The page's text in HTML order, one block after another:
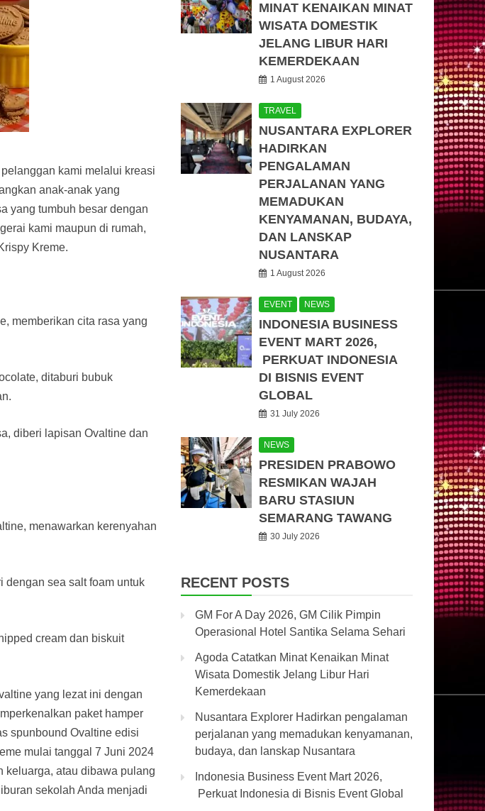
kami melalui kreasi
anak-anak yang
yang tumbuh besar dengan
kami maupun di rumah,
Kreme.
cita rasa yang
ditaburi bubuk
diberi lapisan Ovaltine dan
menawarkan kerenyahan
sea salt foam untuk
cream dan biskuit
yang lezat ini dengan
paket hamper
spunbound Ovaltine edisi
mulai tanggal 7 Juni 2024
keluarga, atau dibawa pulang
sekolah Anda menjadi
MINAT KENAIKAN MINAT
WISATA DOMESTIK
JELANG LIBUR HARI
KEMERDEKAAN
1 August 2026
TRAVEL
NUSANTARA EXPLORER
HADIRKAN
PENGALAMAN
PERJALANAN YANG
MEMADUKAN
KENYAMANAN, BUDAYA,
DAN LANSKAP
NUSANTARA
1 August 2026
EVENT NEWS
INDONESIA BUSINESS
EVENT MART 2026,
PERKUAT INDONESIA
DI BISNIS EVENT
GLOBAL
31 July 2026
NEWS
PRESIDEN PRABOWO
RESMIKAN WAJAH
BARU STASIUN
SEMARANG TAWANG
30 July 2026
RECENT POSTS
GM For A Day 2026, GM Cilik Pimpin
Operasional Hotel Santika Selama Sehari
Agoda Catatkan Minat Kenaikan Minat
Wisata Domestik Jelang Libur Hari
Kemerdekaan
Nusantara Explorer Hadirkan pengalaman
perjalanan yang memadukan kenyamanan,
budaya, dan lanskap Nusantara
Indonesia Business Event Mart 2026,
Perkuat Indonesia di Bisnis Event Global